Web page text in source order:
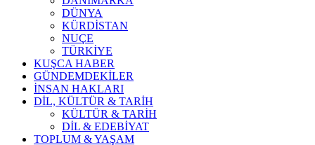
DÜNYA
KÜRDİSTAN
NUÇE
TÜRKİYE
KUŞCA HABER
GÜNDEMDEKİLER
İNSAN HAKLARI
DİL, KÜLTÜR & TARİH
KÜLTÜR & TARİH
DİL & EDEBİYAT
TOPLUM & YAŞAM